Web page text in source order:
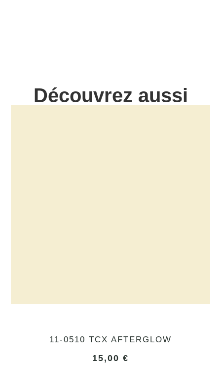
Découvrez aussi
11-0510 TCX AFTERGLOW
15,00 €